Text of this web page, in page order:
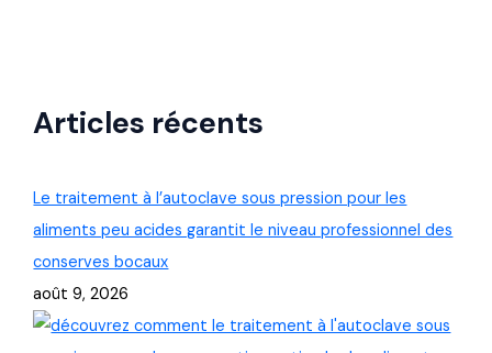
Articles récents
Le traitement à l’autoclave sous pression pour les
aliments peu acides garantit le niveau professionnel des
conserves bocaux
août 9, 2026